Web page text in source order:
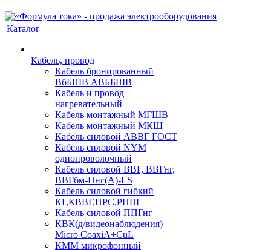
Каталог
Кабель, провод
Кабель бронированный
ВбБШВ АВББШВ
Кабель и провод
нагревательный
Кабель монтажный МГШВ
Кабель монтажный МКШ
Кабель силовой АВВГ ГОСТ
Кабель силовой NYM
однопроволочный
Кабель силовой ВВГ, ВВГнг,
ВВГбм-Пнг(А)-LS
Кабель силовой гибкий
КГ,КВВГ,ПРС,РПШ
Кабель силовой ППГнг
КВК(д/видеонаблюдения)
Micro CoaxiA+CuL
КММ микрофонный